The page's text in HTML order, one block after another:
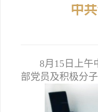
中
8月15日上午
部党员及积极分